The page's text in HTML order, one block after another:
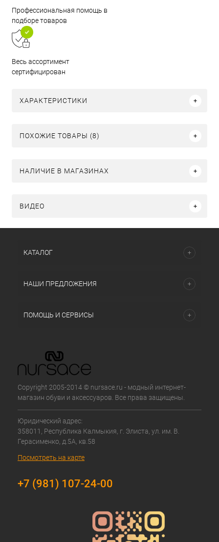
Профессиональная помощь в
подборе товаров
Весь ассортимент
сертифицирован
ХАРАКТЕРИСТИКИ
ПОХОЖИЕ ТОВАРЫ (8)
НАЛИЧИЕ В МАГАЗИНАХ
ВИДЕО
КАТАЛОГ
НАШИ ПРЕДЛОЖЕНИЯ
ПОМОЩЬ И СЕРВИСЫ
Copyright 2005-2014 © nursace.ru - модный интернет-
магазин обуви и аксессуаров. Все права защищены.
Юридический адрес:
358011, Республика Калмыкия, г. Элиста, ул. им. В.
Герасименко, д.5А, кв.58
Посмотреть на карте
+7 (981) 107-24-00